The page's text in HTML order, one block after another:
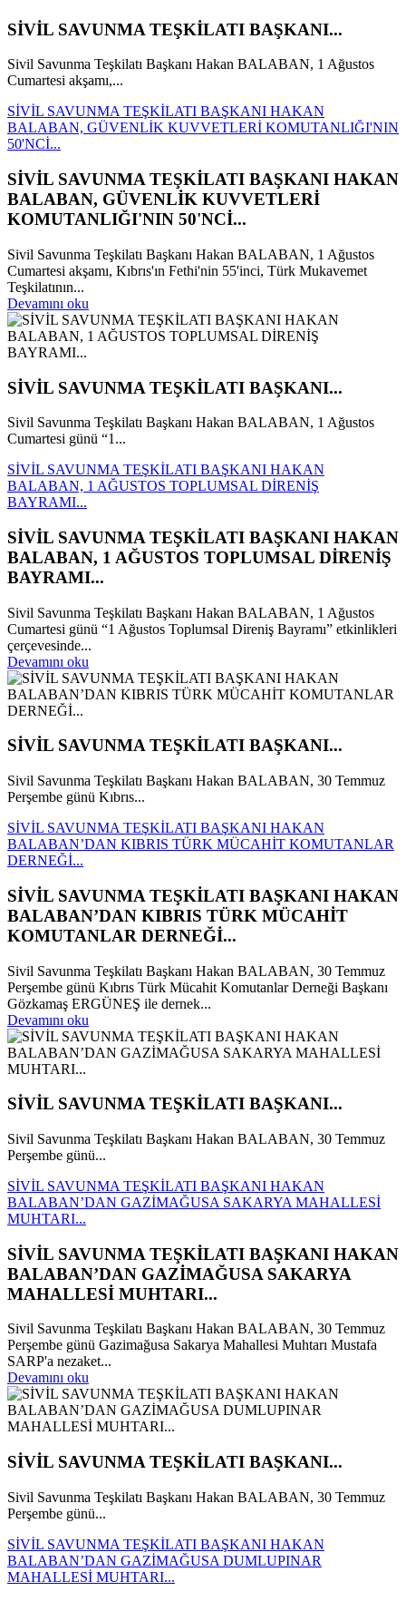
SİVİL SAVUNMA TEŞKİLATI BAŞKANI...
Sivil Savunma Teşkilatı Başkanı Hakan BALABAN, 1 Ağustos
Cumartesi akşamı,...
SİVİL SAVUNMA TEŞKİLATI BAŞKANI HAKAN
BALABAN, GÜVENLİK KUVVETLERİ KOMUTANLIĞI'NIN
50'NCİ...
SİVİL SAVUNMA TEŞKİLATI BAŞKANI HAKAN
BALABAN, GÜVENLİK KUVVETLERİ
KOMUTANLIĞI'NIN 50'NCİ...
Sivil Savunma Teşkilatı Başkanı Hakan BALABAN, 1 Ağustos
Cumartesi akşamı, Kıbrıs'ın Fethi'nin 55'inci, Türk Mukavemet
Teşkilatının...
Devamını oku
SİVİL SAVUNMA TEŞKİLATI BAŞKANI...
Sivil Savunma Teşkilatı Başkanı Hakan BALABAN, 1 Ağustos
Cumartesi günü “1...
SİVİL SAVUNMA TEŞKİLATI BAŞKANI HAKAN
BALABAN, 1 AĞUSTOS TOPLUMSAL DİRENİŞ
BAYRAMI...
SİVİL SAVUNMA TEŞKİLATI BAŞKANI HAKAN
BALABAN, 1 AĞUSTOS TOPLUMSAL DİRENİŞ
BAYRAMI...
Sivil Savunma Teşkilatı Başkanı Hakan BALABAN, 1 Ağustos
Cumartesi günü “1 Ağustos Toplumsal Direniş Bayramı” etkinlikleri
çerçevesinde...
Devamını oku
SİVİL SAVUNMA TEŞKİLATI BAŞKANI...
Sivil Savunma Teşkilatı Başkanı Hakan BALABAN, 30 Temmuz
Perşembe günü Kıbrıs...
SİVİL SAVUNMA TEŞKİLATI BAŞKANI HAKAN
BALABAN’DAN KIBRIS TÜRK MÜCAHİT KOMUTANLAR
DERNEĞİ...
SİVİL SAVUNMA TEŞKİLATI BAŞKANI HAKAN
BALABAN’DAN KIBRIS TÜRK MÜCAHİT
KOMUTANLAR DERNEĞİ...
Sivil Savunma Teşkilatı Başkanı Hakan BALABAN, 30 Temmuz
Perşembe günü Kıbrıs Türk Mücahit Komutanlar Derneği Başkanı
Gözkamaş ERGÜNEŞ ile dernek...
Devamını oku
SİVİL SAVUNMA TEŞKİLATI BAŞKANI...
Sivil Savunma Teşkilatı Başkanı Hakan BALABAN, 30 Temmuz
Perşembe günü...
SİVİL SAVUNMA TEŞKİLATI BAŞKANI HAKAN
BALABAN’DAN GAZİMAĞUSA SAKARYA MAHALLESİ
MUHTARI...
SİVİL SAVUNMA TEŞKİLATI BAŞKANI HAKAN
BALABAN’DAN GAZİMAĞUSA SAKARYA
MAHALLESİ MUHTARI...
Sivil Savunma Teşkilatı Başkanı Hakan BALABAN, 30 Temmuz
Perşembe günü Gazimağusa Sakarya Mahallesi Muhtarı Mustafa
SARP'a nezaket...
Devamını oku
SİVİL SAVUNMA TEŞKİLATI BAŞKANI...
Sivil Savunma Teşkilatı Başkanı Hakan BALABAN, 30 Temmuz
Perşembe günü...
SİVİL SAVUNMA TEŞKİLATI BAŞKANI HAKAN
BALABAN’DAN GAZİMAĞUSA DUMLUPINAR
MAHALLESİ MUHTARI...